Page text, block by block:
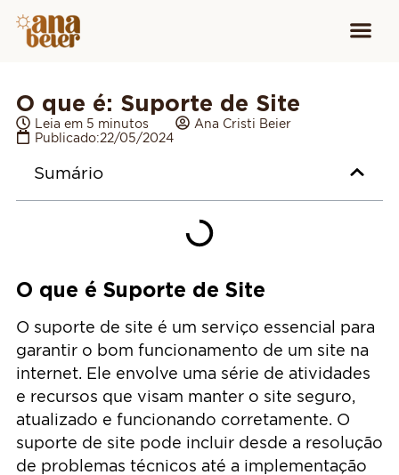
O que é: Suporte de Site
Leia em 5 minutos
Ana Cristi Beier
Publicado:22/05/2024
Sumário
O que é Suporte de Site
O suporte de site é um serviço essencial para
garantir o bom funcionamento de um site na
internet. Ele envolve uma série de atividades
e recursos que visam manter o site seguro,
atualizado e funcionando corretamente. O
suporte de site pode incluir desde a resolução
de problemas técnicos até a implementação